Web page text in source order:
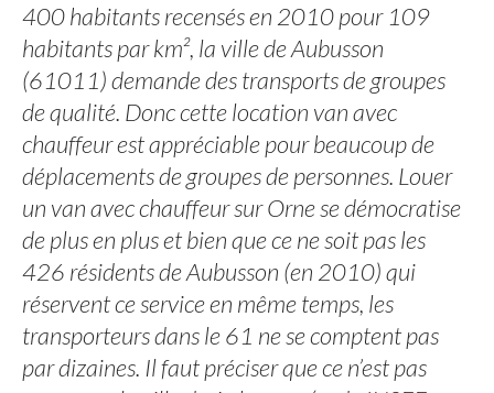
400 habitants recensés en 2010 pour 109
habitants par km², la ville de Aubusson
(61011) demande des transports de groupes
de qualité. Donc cette location van avec
chauffeur est appréciable pour beaucoup de
déplacements de groupes de personnes. Louer
un van avec chauffeur sur Orne se démocratise
de plus en plus et bien que ce ne soit pas les
426 résidents de Aubusson (en 2010) qui
réservent ce service en même temps, les
transporteurs dans le 61 ne se comptent pas
par dizaines. Il faut préciser que ce n’est pas